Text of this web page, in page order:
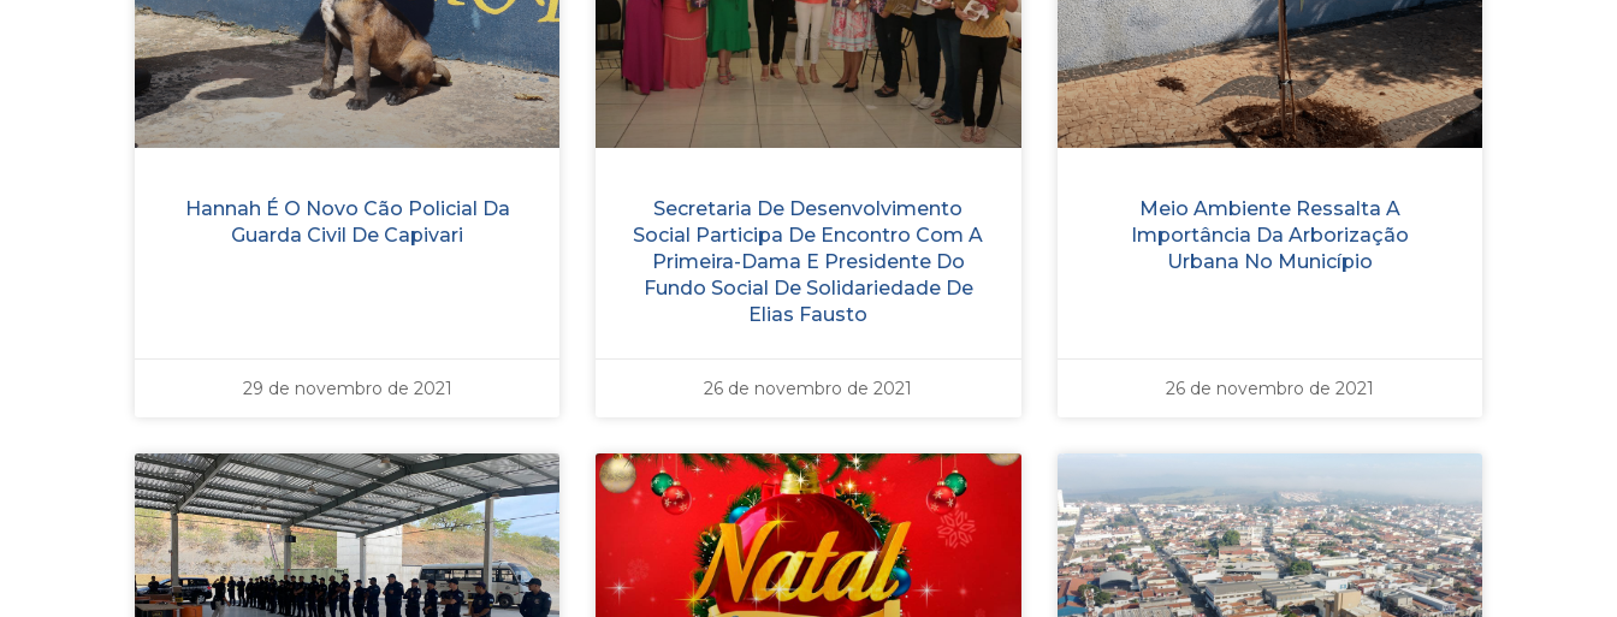
Hannah É O Novo Cão Policial Da
Guarda Civil De Capivari
29 de novembro de 2021
Secretaria De Desenvolvimento
Social Participa De Encontro Com A
Primeira-Dama E Presidente Do
Fundo Social De Solidariedade De
Elias Fausto
26 de novembro de 2021
Meio Ambiente Ressalta A
Importância Da Arborização
Urbana No Município
26 de novembro de 2021